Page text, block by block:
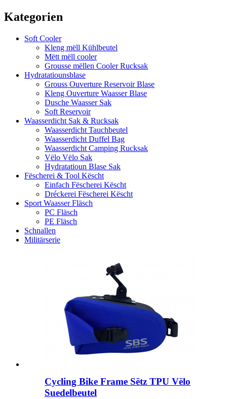
Kategorien
Soft Cooler
Kleng mëll Kühlbeutel
Mëtt mëll cooler
Grousse mëllen Cooler Rucksak
Hydratatiounsblase
Grouss Ouverture Reservoir Blase
Kleng Ouverture Waasser Blase
Dusche Waasser Sak
Soft Reservoir
Waasserdicht Sak & Rucksak
Waasserdicht Tauchbeutel
Waasserdicht Duffel Bag
Waasserdicht Camping Rucksak
Vëlo Vëlo Sak
Hydratatioun Blase Sak
Fëscherei & Tool Këscht
Einfach Fëscherei Këscht
Dréckerei Fëscherei Këscht
Sport Waasser Fläsch
PC Fläsch
PE Fläsch
Schnallen
Militärserie
Cycling Bike Frame Sëtz TPU Vëlo
Suedelbeutel